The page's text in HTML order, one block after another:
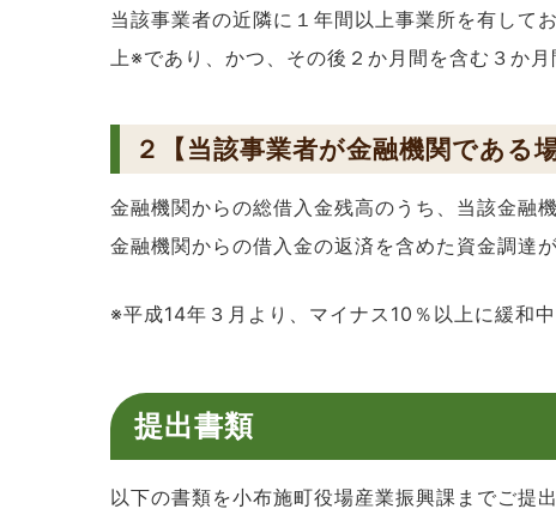
当該事業者の近隣に１年間以上事業所を有して
上※であり、かつ、その後２か月間を含む３か
２【当該事業者が金融機関である場
金融機関からの総借入金残高のうち、当該金融
金融機関からの借入金の返済を含めた資金調達
※平成14年３月より、マイナス10％以上に緩和中
提出書類
以下の書類を小布施町役場産業振興課までご提出